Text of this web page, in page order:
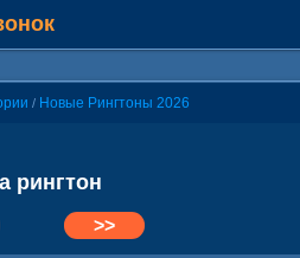
/ Новые Рингтоны 2026
рингтон
>>